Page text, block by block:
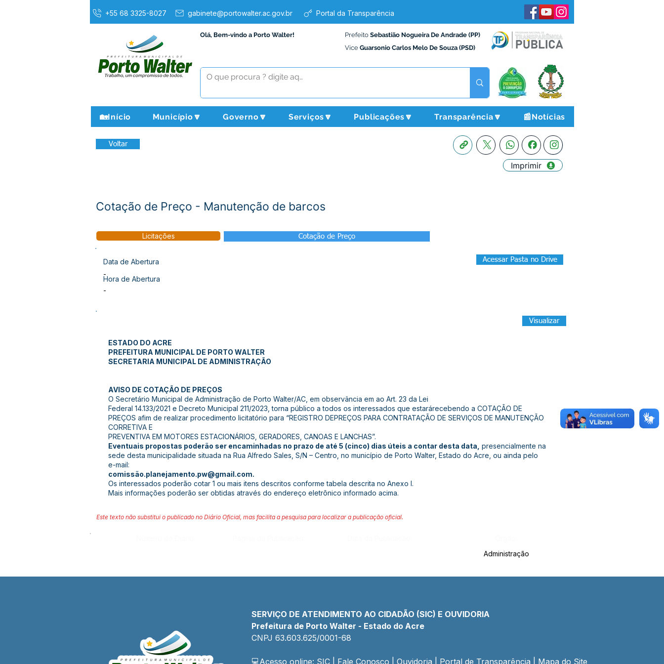
+55 68 3325-8027 gabinete@portowalter.ac.gov.br Portal da Transparência
Olá, Bem-vindo a Porto Walter! Prefeito Sebastião Nogueira De Andrade (PP)
Vice Guarsonio Carlos Melo De Souza (PSD)
🏡Início Município🔽 Governo🔽 Serviços🔽 Publicações🔽 Transparência🔽 📰Notícias
Voltar
Imprimir
Cotação de Preço - Manutenção de barcos
Licitações Cotação de Preço
Data de Abertura
-
Hora de Abertura
-
Acessar Pasta no Drive
Visualizar
ESTADO DO ACRE
PREFEITURA MUNICIPAL DE PORTO WALTER
SECRETARIA MUNICIPAL DE ADMINISTRAÇÃO
AVISO DE COTAÇÃO DE PREÇOS
O Secretário Municipal de Administração de Porto Walter/AC, em observância em ao Art. 23 da Lei
Federal 14.133/2021 e Decreto Municipal 211/2023, torna público a todos os interessados que estarárecebendo a COTAÇÃO DE
PREÇOS afim de realizar procedimento licitatório para “REGISTRO DEPREÇOS PARA CONTRATAÇÃO DE SERVIÇOS DE MANUTENÇÃO
CORRETIVA E
PREVENTIVA EM MOTORES ESTACIONÁRIOS, GERADORES, CANOAS E LANCHAS”.
Eventuais propostas poderão ser encaminhadas no prazo de até 5 (cinco) dias úteis a contar desta data, presencialmente na
sede desta municipalidade situada na Rua Alfredo Sales, S/N – Centro, no município de Porto Walter, Estado do Acre, ou ainda pelo
e-mail:
comissão.planejamento.pw@gmail.com.
Os interessados poderão cotar 1 ou mais itens descritos conforme tabela descrita no Anexo I.
Mais informações poderão ser obtidas através do endereço eletrônico informado acima.
Este texto não substitui o publicado no Diário Oficial, mas facilita a pesquisa para localizar a publicação oficial.
Administração
SERVIÇO DE ATENDIMENTO AO CIDADÃO (SIC) E OUVIDORIA
Prefeitura de Porto Walter - Estado do Acre
CNPJ 63.603.625/0001-68
💻Acesso online: SIC Fale Conosco Ouvidoria Portal de Transparência Mapa do Site